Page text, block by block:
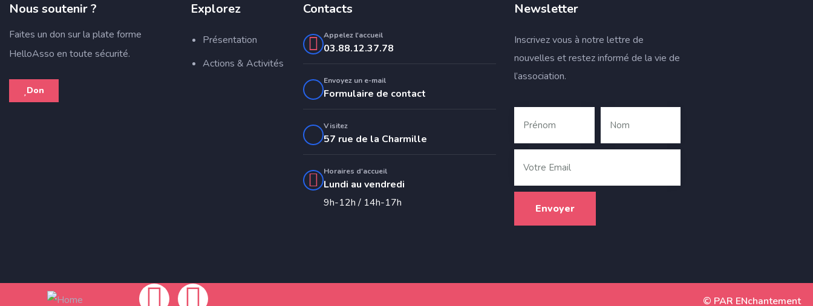
Nous soutenir ?
Faites un don sur la plate forme
HelloAsso en toute sécurité.
Don
Explorez
Présentation
Actions & Activités
Contacts
Appelez l'accueil
03.88.12.37.78
Envoyez un e-mail
Formulaire de contact
Visitez
57 rue de la Charmille
Horaires d'accueil
Lundi au vendredi
9h-12h / 14h-17h
Newsletter
Inscrivez vous à notre lettre de
nouvelles et restez informé de la vie de
l’association.
© PAR ENchantement